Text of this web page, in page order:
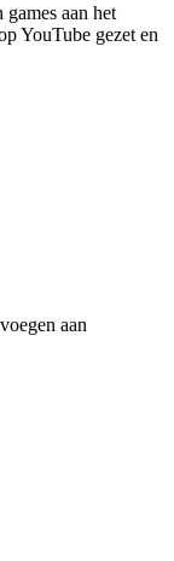
aan het
YouTube gezet en
aan